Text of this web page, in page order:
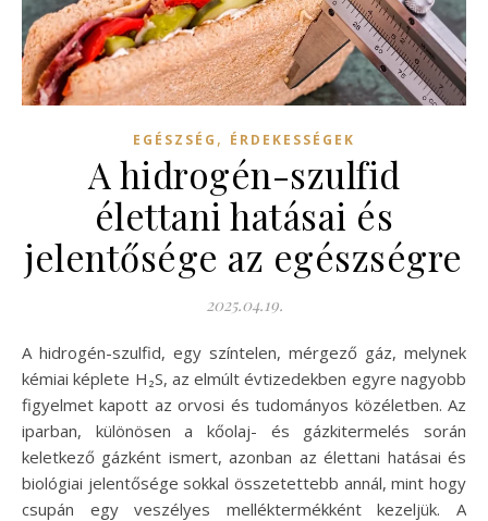
EGÉSZSÉG , ÉRDEKESSÉGEK
A hidrogén-szulfid
élettani hatásai és
jelentősége az egészségre
2025.04.19.
A hidrogén-szulfid, egy színtelen, mérgező gáz, melynek
kémiai képlete H₂S, az elmúlt évtizedekben egyre nagyobb
figyelmet kapott az orvosi és tudományos közéletben. Az
iparban, különösen a kőolaj- és gázkitermelés során
keletkező gázként ismert, azonban az élettani hatásai és
biológiai jelentősége sokkal összetettebb annál, mint hogy
csupán egy veszélyes melléktermékként kezeljük. A